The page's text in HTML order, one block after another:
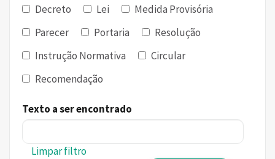
Decreto
Lei
Medida Provisória
Parecer
Portaria
Resolução
Instrução Normativa
Circular
Recomendação
Texto a ser encontrado
Limpar filtro